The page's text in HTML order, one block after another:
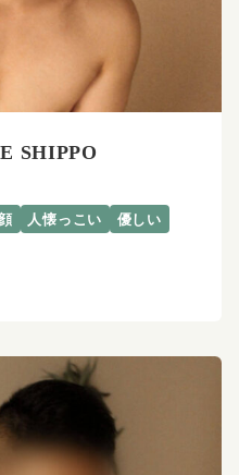
SHIPPO
人懐っこい
優しい